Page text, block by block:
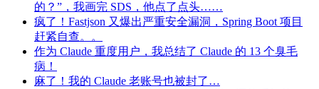
的？”，我画完 SDS，他点了点头……
疯了！Fastjson 又爆出严重安全漏洞，Spring Boot 项目
赶紧自查。。
作为 Claude 重度用户，我总结了 Claude 的 13 个臭毛
病！
麻了！我的 Claude 老账号也被封了…